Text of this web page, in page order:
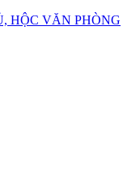
HỘC VĂN PHÒNG